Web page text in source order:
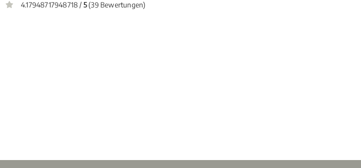
4.17948717948718 / 5(39 Bewertungen)